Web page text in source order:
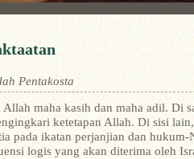
Pentakosta
maha kasih dan maha adil. Di
ketetapan Allah. Di sisi
pada ikatan perjanjian dan hukum-
logis yang akan diterima oleh